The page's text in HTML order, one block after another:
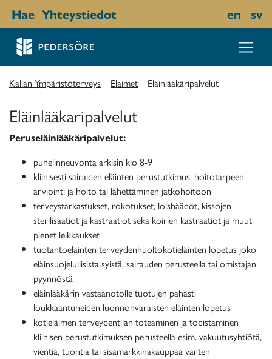
Hae Yhteystiedot en sv
Kallan Ympäristöterveys Eläimet Eläinlääkäripalvelut
Eläinlääkaripalvelut
Peruseläinlääkäripalvelut:
puhelinneuvonta arkisin klo 8-9
kliinisesti sairaiden eläinten perustutkimus, hoitotarpeen
arviointi ja hoito tai lähettäminen jatkohoitoon
terveystarkastukset, rokotukset, loishäädöt, kissojen
sterilisaatiot ja kastraatiot sekä koirien kastraatiot ja muut
pienet leikkaukset
tuotantoeläinten terveydenhuoltokotieläinten lopetus joko
eläinsuojelullisista syistä, sairauden perusteella tai omistajan
pyynnöstä
eläinlääkärin vastaanotolle tuotujen pahasti
loukkaantuneiden luonnonvaraisten eläinten lopetus
kotieläimen terveydentilan toteaminen ja todistaminen
kliinisen perustutkimuksen perusteella esim. vakuutusyhtiötä,
vientiä, tuontia tai sisämarkkinakauppaa varten